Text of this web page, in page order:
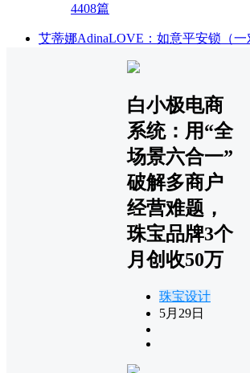
4408篇
艾蒂娜AdinaLOVE：如意平安锁（一
白小极电商
系统：用“全
场景六合一”
破解多商户
经营难题，
珠宝品牌3个
月创收50万
珠宝设计
5月29日